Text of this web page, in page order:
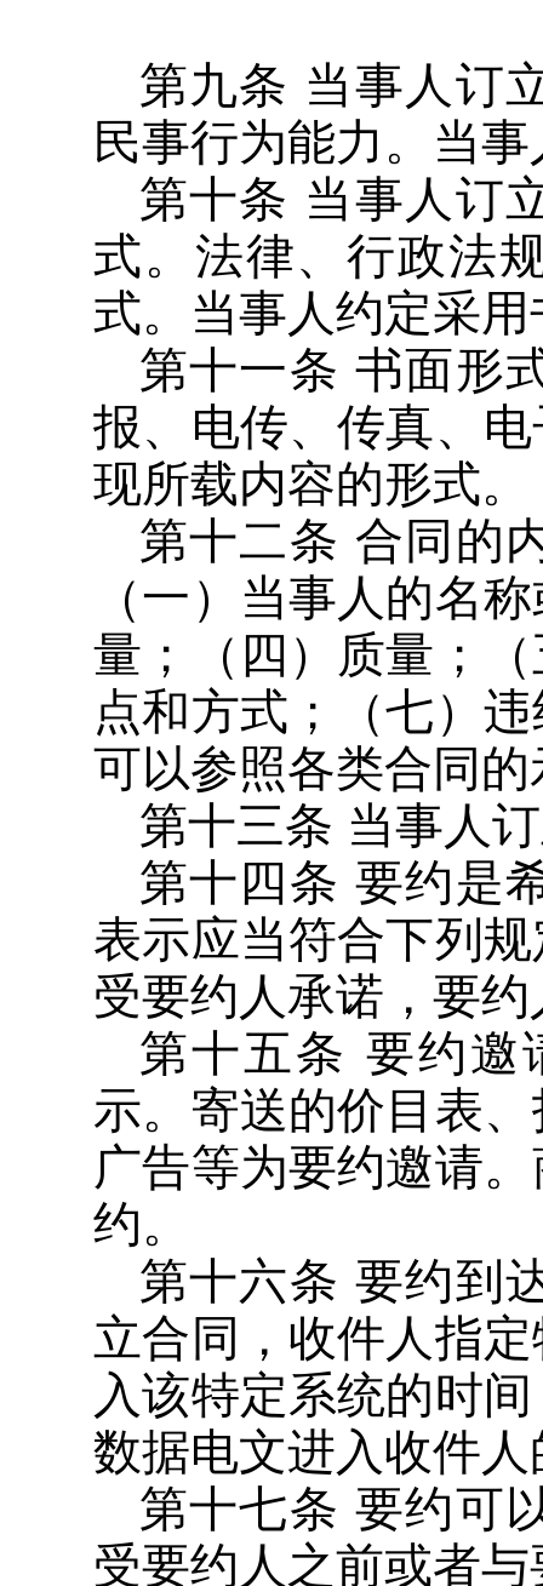
第九条 当事人订
民事行为能力。当
第十条 当事人订
式。法律、行政法
式。当事人约定采
第十一条 书面形
报、电传、传真、
现所载内容的形式。
第十二条 合同的
（一）当事人的名
量；（四）质量；
点和方式；（七）
可以参照各类合同
第十三条 当事人
第十四条 要约是
表示应当符合下列
受要约人承诺，要
第十五条 要约邀
示。寄送的价目表
广告等为要约邀请
约。
第十六条 要约到
立合同，收件人指
入该特定系统的时
数据电文进入收件
第十七条 要约可
受要约人之前或者